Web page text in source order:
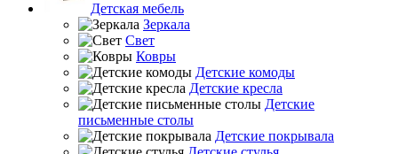
Детская мебель
Зеркала
Свет
Ковры
Детские комоды
Детские кресла
Детские
письменные столы
Детские покрывала